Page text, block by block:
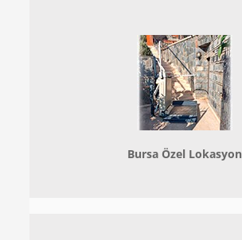
Bursa Özel Lokasyon